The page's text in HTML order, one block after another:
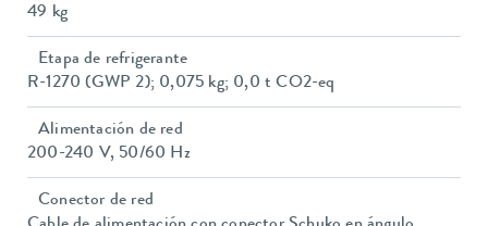
49 kg
Etapa de refrigerante
R-1270 (GWP 2); 0,075 kg; 0,0 t CO2-eq
Alimentación de red
200-240 V, 50/60 Hz
Conector de red